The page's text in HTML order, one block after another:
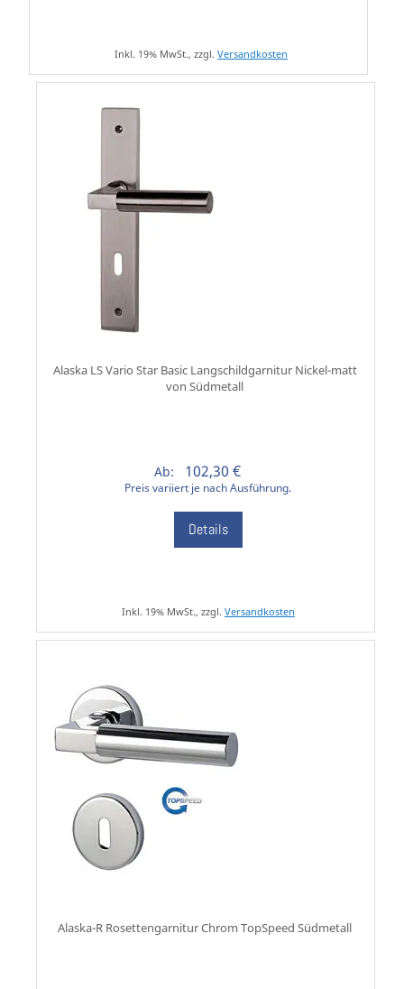
Inkl. 19% MwSt., zzgl.Versandkosten
Alaska LS Vario Star Basic Langschildgarnitur Nickel-matt
von Südmetall
Ab: 102,30 €
Preis variiert je nach Ausführung.
Details
Inkl. 19% MwSt., zzgl. Versandkosten
Alaska-R Rosettengarnitur Chrom TopSpeed Südmetall